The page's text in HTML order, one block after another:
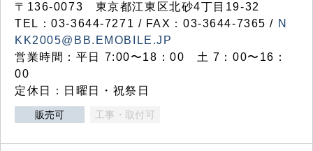
〒136-0073 東京都江東区北砂4丁目19-32
TEL：03‐3644‐7271 / FAX：03-3644-7365 / N
KK2005@BB.EMOBILE.JP
営業時間：平日 7:00〜18：00 土 7：00〜16：
00
定休日：日曜日・祝祭日
販売可 工事・取付可